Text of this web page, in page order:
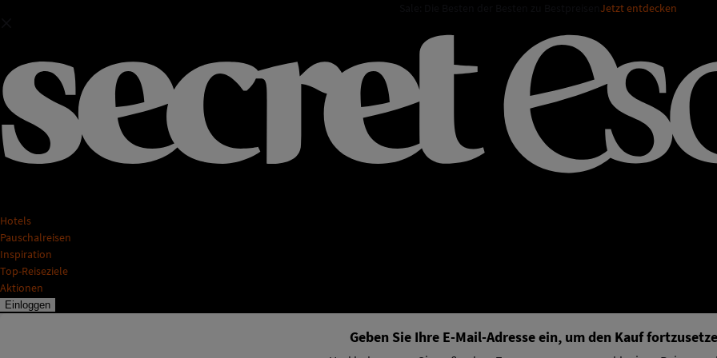
Jetzt entdecken
Hotels
Pauschalreisen
Inspiration
Top-Reiseziele
Aktionen
Einloggen
Geben Sie Ihre E-Mail-Adresse ein, um den Kauf